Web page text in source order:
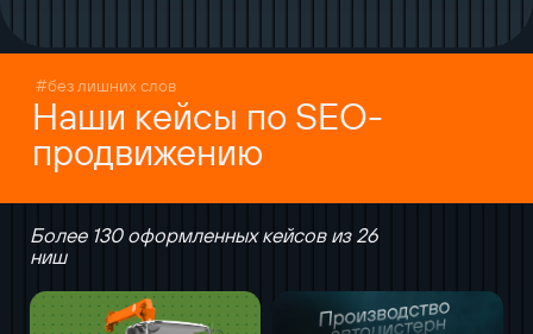
#без лишних слов
Наши кейсы по SEO-
продвижению
Более 130 оформленных кейсов из 26
ниш